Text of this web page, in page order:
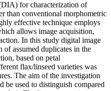
for characterization of
than conventional morphometric
effective technique employs
allows image acquisition,
In this study digital image
of assumed duplicates in the
based on petal
flax/linseed varieties was
The aim of the investigation
be used to distinguish compared